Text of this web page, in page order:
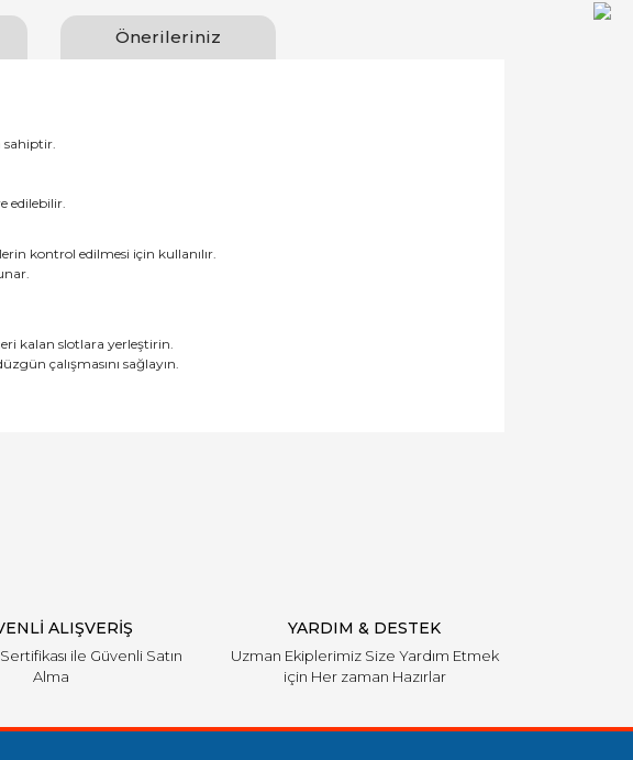
Önerileriniz
sahiptir.
edilebilir.
kontrol edilmesi için kullanılır.
kalan slotlara yerleştirin.
çalışmasını sağlayın.
ALIŞVERİŞ
ile Güvenli Satın
Alma
YARDIM & DESTEK
Uzman Ekiplerimiz Size Yardım Etmek
için Her zaman Hazırlar